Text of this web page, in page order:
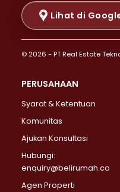
Properti Dijual di Kramat >
Properti Dijual di Pasar
Properti Dijual di
Properti Dijual di
Properti Dijual di Lebak
Properti Dijual di
Properti Dijual di Pondok
Properti Dijual di Lenteng
Properti Dijual di Senayan
Properti Dijual di Pondok
Lihat di
© 2026 - PT Real Estate
PERUSAHAAN
Syarat & Ketentuan
Komunitas
Ajukan Konsultasi
Hubungi:
enquiry@belirumah.co
Agen Properti